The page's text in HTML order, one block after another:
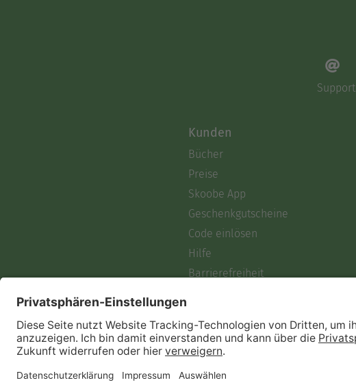
Support
Kunden
Bücher
Preise
Skoobe App
Geschenkgutscheine
Code einlösen
Hilfe
Barrierefreiheit